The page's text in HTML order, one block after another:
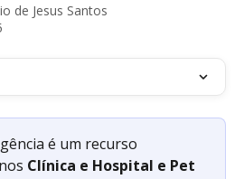
de Jesus Santos
é um recurso
Clínica e Hospital e Pet